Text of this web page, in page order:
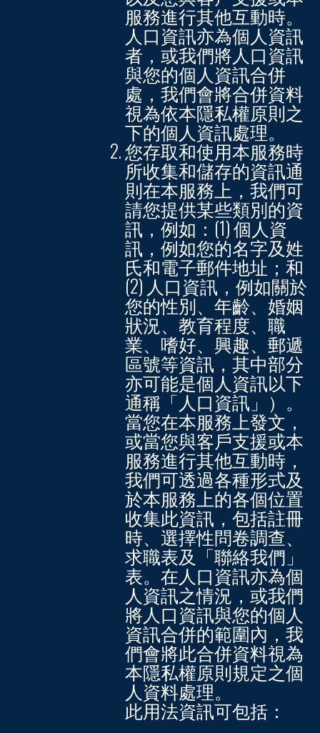
服務進行其他互動時。
人口資訊亦為個人資訊
者，或我們將人口資訊
與您的個人資訊合併
處，我們會將合併資料
視為依本隱私權原則之
下的個人資訊處理。
您存取和使用本服務時
所收集和儲存的資訊通
則在本服務上，我們可
請您提供某些類別的資
訊，例如：(1) 個人資
訊，例如您的名字及姓
氏和電子郵件地址；和
(2) 人口資訊，例如關於
您的性別、年齡、婚姻
狀況、教育程度、職
業、嗜好、興趣、郵遞
區號等資訊，其中部分
亦可能是個人資訊以下
通稱「人口資訊」）。
當您在本服務上發文，
或當您與客戶支援或本
服務進行其他互動時，
我們可透過各種形式及
於本服務上的各個位置
收集此資訊，包括註冊
時、選擇性問卷調查、
求職表及「聯絡我們」
表。在人口資訊亦為個
人資訊之情況，或我們
將人口資訊與您的個人
資訊合併的範圍內，我
們會將此合併資料視為
本隱私權原則規定之個
人資料處理。
此用法資訊可包括：